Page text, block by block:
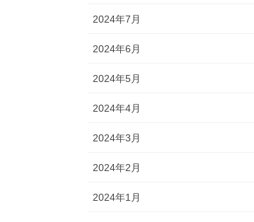
2024年7月
2024年6月
2024年5月
2024年4月
2024年3月
2024年2月
2024年1月